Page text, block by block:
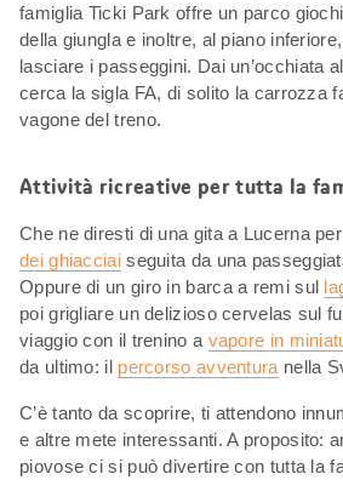
famiglia Ticki Park offre un parco
della giungla e inoltre, al piano
lasciare i passeggini. Dai un’occhiata
cerca la sigla FA, di solito la carrozza
vagone del treno.
Attività ricreative per tutta la
Che ne diresti di una gita a Lucerna
dei ghiacciaiseguita da una
Oppure di un giro in barca a remi sul
poi grigliare un delizioso cervelas sul
viaggio con il trenino a vapore in
da ultimo: il percorso avventura nella
C’è tanto da scoprire, ti attendono
e altre mete interessanti. A proposito:
piovose ci si può divertire con tutta la